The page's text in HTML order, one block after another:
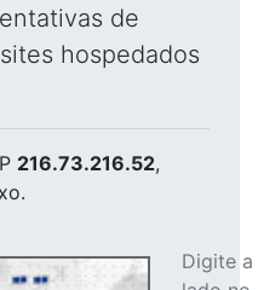
de
hospedados
216.73.216.52,
Digite